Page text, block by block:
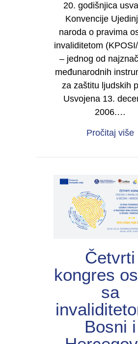
20. godišnjica
Konvencije
naroda o pravima
invaliditetom
– jednog od
međunarodnih
za zaštitu ljudskih
Usvojena 13.
2006.…
Pročitaj više
Četvrti
kongres
sa
Bosni i